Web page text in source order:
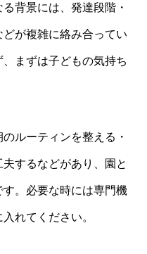
背景には、発達段階・
が複雑に絡み合ってい
まずは子どもの気持ち
ルーティンを整える・
するなどがあり、園と
。必要な時には専門機
れてください。